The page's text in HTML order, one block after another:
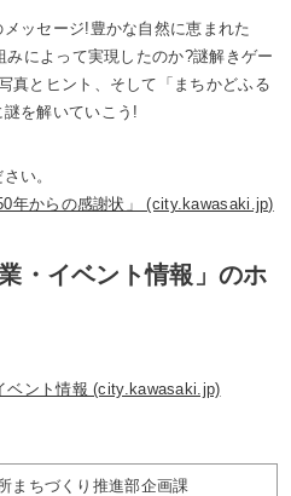
ッセージ!豊かな自然に恵まれた
によって実現したのか?謎解きゲー
真とヒント、そして「まちかどふる
を解いていこう!
い。
年からの感謝状」 (city.kawasaki.jp)
・イベント情報」のホ
ベント情報 (city.kawasaki.jp)
まちづくり推進部企画課